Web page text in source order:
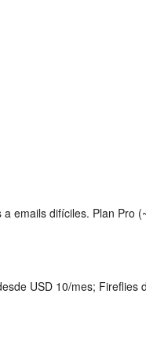
emails difíciles. Plan Pro
USD 10/mes; Fireflies